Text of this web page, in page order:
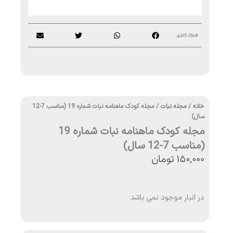
خانه /مجله نبات
/ مجله کودک ماهنامه نبات شماره 19 (مناسب 7-12
سال)
مجله کودک ماهنامه نبات شماره 19
(مناسب 7-12 سال)
۱۵۰,۰۰۰ تومان
در انبار موجود نمی باشد
اشتراک گذاری